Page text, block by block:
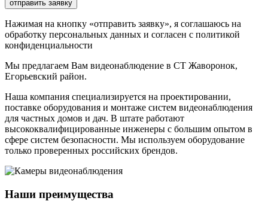
отправить заявку
Нажимая на кнопку «отправить заявку», я соглашаюсь на
обработку персональных данных и согласен с политикой
конфиденциальности
Мы предлагаем Вам видеонаблюдение в СТ Жаворонок,
Егорьевский район.
Наша компания специализируется на проектировании,
поставке оборудования и монтаже систем видеонаблюдения
для частных домов и дач. В штате работают
высококвалифицированные инженеры с большим опытом в
сфере систем безопасности. Мы используем оборудование
только проверенных российских брендов.
Наши преимущества